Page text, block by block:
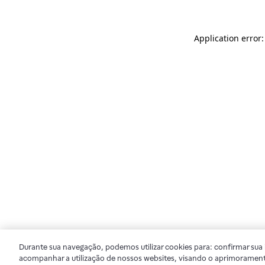
Application
Durante sua navegação, podemos utilizar cookies para: confirmar
acompanhar a utilização de nossos websites, visando o